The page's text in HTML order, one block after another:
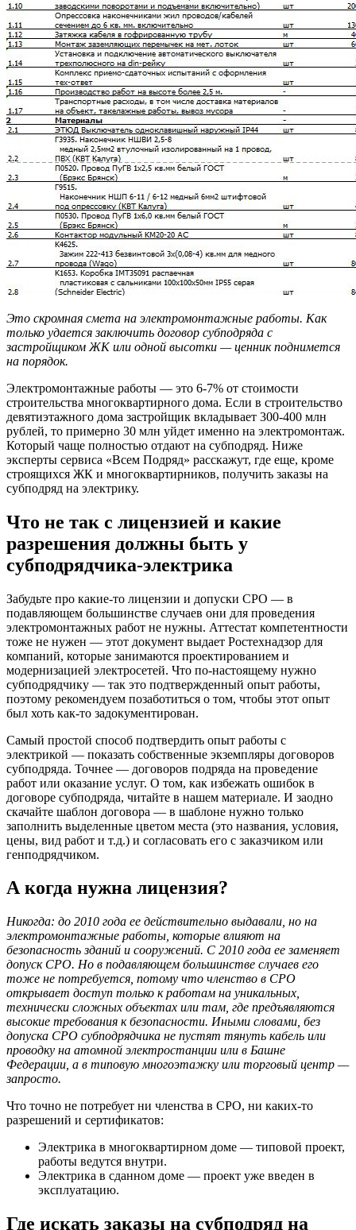
Это скромная смета на электромонтажные работы. Как
только удается заключить договор субподряда с
застройщиком ЖК или одной высотки — ценник поднимется
на порядок.
Электромонтажные работы — это 6-7% от стоимости
строительства многоквартирного дома. Если в строительство
девятиэтажного дома застройщик вкладывает 300-400 млн
рублей, то примерно 30 млн уйдет именно на электромонтаж.
Который чаще полностью отдают на субподряд. Ниже
эксперты сервиса «Всем Подряд» расскажут, где еще, кроме
строящихся ЖК и многоквартирников, получить заказы на
субподряд на электрику.
Что не так с лицензией и какие
разрешения должны быть у
субподрядчика-электрика
Забудьте про какие-то лицензии и допуски СРО — в
подавляющем большинстве случаев они для проведения
электромонтажных работ не нужны. Аттестат компетентности
тоже не нужен — этот документ выдает Ростехнадзор для
компаний, которые занимаются проектированием и
модернизацией электросетей. Что по-настоящему нужно
субподрядчику — так это подтвержденный опыт работы,
поэтому рекомендуем позаботиться о том, чтобы этот опыт
был хоть как-то задокументирован.
Самый простой способ подтвердить опыт работы с
электрикой — показать собственные экземпляры договоров
субподряда. Точнее — договоров подряда на проведение
работ или оказание услуг. О том, как избежать ошибок в
договоре субподряда, читайте в нашем материале. И заодно
скачайте шаблон договора — в шаблоне нужно только
заполнить выделенные цветом места (это названия, условия,
цены, вид работ и т.д.) и согласовать его с заказчиком или
генподрядчиком.
А когда нужна лицензия?
Никогда: до 2010 года ее действительно выдавали, но на
электромонтажные работы, которые влияют на
безопасность зданий и сооружений. С 2010 года ее заменяет
допуск СРО. Но в подавляющем большинстве случаев его
тоже не потребуется, потому что членство в СРО
открывает доступ только к работам на уникальных,
технически сложных объектах или там, где предъявляются
высокие требования к безопасности. Иными словами, без
допуска СРО субподрядчика не пустят тянуть кабель или
проводку на атомной электростанции или в Башне
Федерации, а в типовую многоэтажку или торговый центр —
запросто.
Что точно не потребует ни членства в СРО, ни каких-то
разрешений и сертификатов:
Электрика в многоквартирном доме — типовой проект,
работы ведутся внутри.
Электрика в сданном доме — проект уже введен в
эксплуатацию.
Где искать заказы на субподряд на